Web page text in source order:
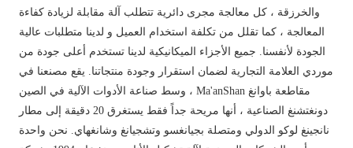
والخرزقة ، كل معالجة مجرى دائرية تتطلب آلة مقابلة لزيادة كفاءة
المعالجة ، كما تقلل من تكلفة استخدام العميل و لدينا متطلبات عالية
الجودة لأنفسنا. جميع الأجزاء الميكانيكية لدينا تستخدم أعلى جودة من
موردي العلامة التجارية لضمان استقرار وجودة منتجاتنا. يقع مصنعنا في
وسط صناعة الأدوات الآلية في الصين ، Ma'anShan مقاطعة باوانغ
دونغتشنغ الصناعية ، أنها مريحة جداً فقط يستغرق 20 دقيقة إلى مطار
نانجينغ لوكو الدولي ومتصلة بجيانغسو وتشجيانغ وشانغهاي. نحن واحدة